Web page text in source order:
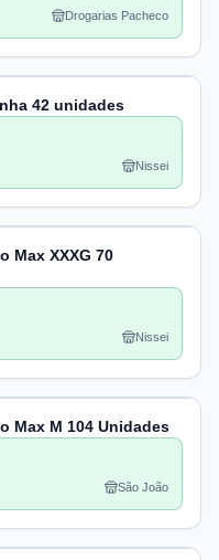
Drogarias Pacheco
42 unidades
Nissei
Max XXXG 70
Nissei
Max M 104 Unidades
São João